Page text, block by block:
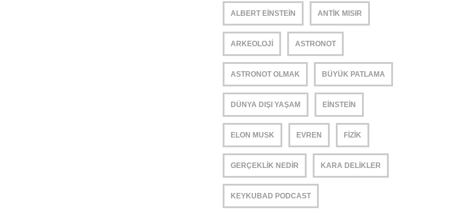
ALBERT EINSTEIN ANTIK MISIR
ARKEOLOJI ASTRONOT
ASTRONOT OLMAK BÜYÜK PATLAMA
DÜNYA DIŞI YAŞAM EINSTEIN
ELON MUSK EVREN FIZIK
GERÇEKLIK NEDIR KARA DELIKLER
KEYKUBAD PODCAST